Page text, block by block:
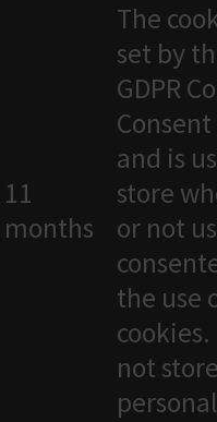
11
months
The
set by
GDPR
and is
store
or not
the use
not